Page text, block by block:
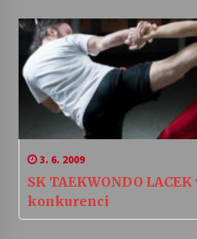
3. 6. 2009
SK TAEKWONDO LACEK v Německu neměl
konkurenci